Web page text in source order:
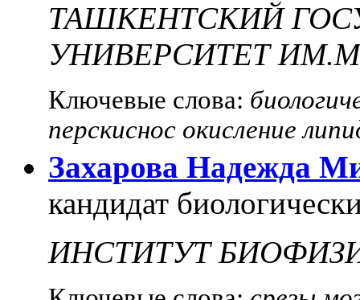
ТАШКЕНТСКИЙ
УНИВЕРСИТЕТ
Ключевые слова:
перскиснос окисление
Захарова Надежда
кандидат
ИНСТИТУТ